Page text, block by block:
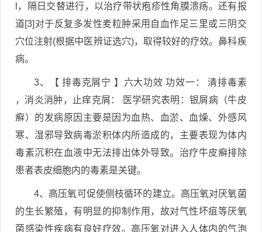
l，隔日交替进行，以治疗带状疱疹性角膜溃疡。还有报
道[3]对于反复多发性麦粒肿采用自血作足三里或三阴交
穴位注射(根据中医辨证选穴)，取得较好的疗效。鼻科疾
病。
3、【 排毒克屑宁 】六大功效 功效一： 清排毒素
，消炎消肿，止痒克屑： 医学研究表明：银屑病（牛皮
癣）的发病原因主要是因为血热、血淤、血燥、外感风
寒、湿邪导致病毒淤积体内所造成的，主要表现为体内
毒素沉积在血液中无法排出体外导致。治疗牛皮癣排除
患者表皮细胞内的毒素是关键。
4、高压氧可促使侧枝循环的建立。高压氧对厌氧菌
的生长繁殖，有明显的抑制作用，故对气性坏疽等厌氧
菌感染性疾病有良好疗效。高压氧对进入人体内的气泡